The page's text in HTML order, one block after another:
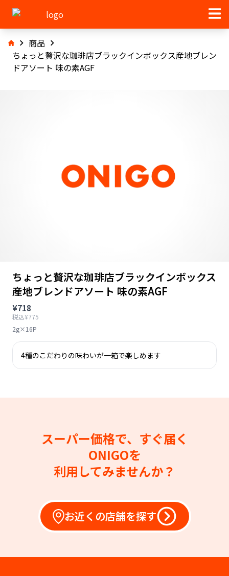
商品
ちょっと贅沢な珈琲店ブラックインボックス産地ブレン
ドアソート 味の素AGF
ちょっと贅沢な珈琲店ブラックインボックス
産地ブレンドアソート 味の素AGF
¥718
税込¥775
2g×16P
4種のこだわりの味わいが一箱で楽しめます
スーパー価格で、すぐ届く
ONIGOを
利用してみませんか？
お近くの店舗を探す